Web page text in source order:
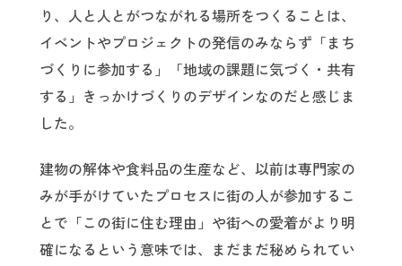
り、人と人とがつながれる場所をつくることは、
イベントやプロジェクトの発信のみならず「まち
づくりに参加する」「地域の課題に気づく・共有
する」きっかけづくりのデザインなのだと感じま
した。
建物の解体や食料品の生産など、以前は専門家の
みが手がけていたプロセスに街の人が参加するこ
とで「この街に住む理由」や街への愛着がより明
確になるという意味では、まだまだ秘められてい